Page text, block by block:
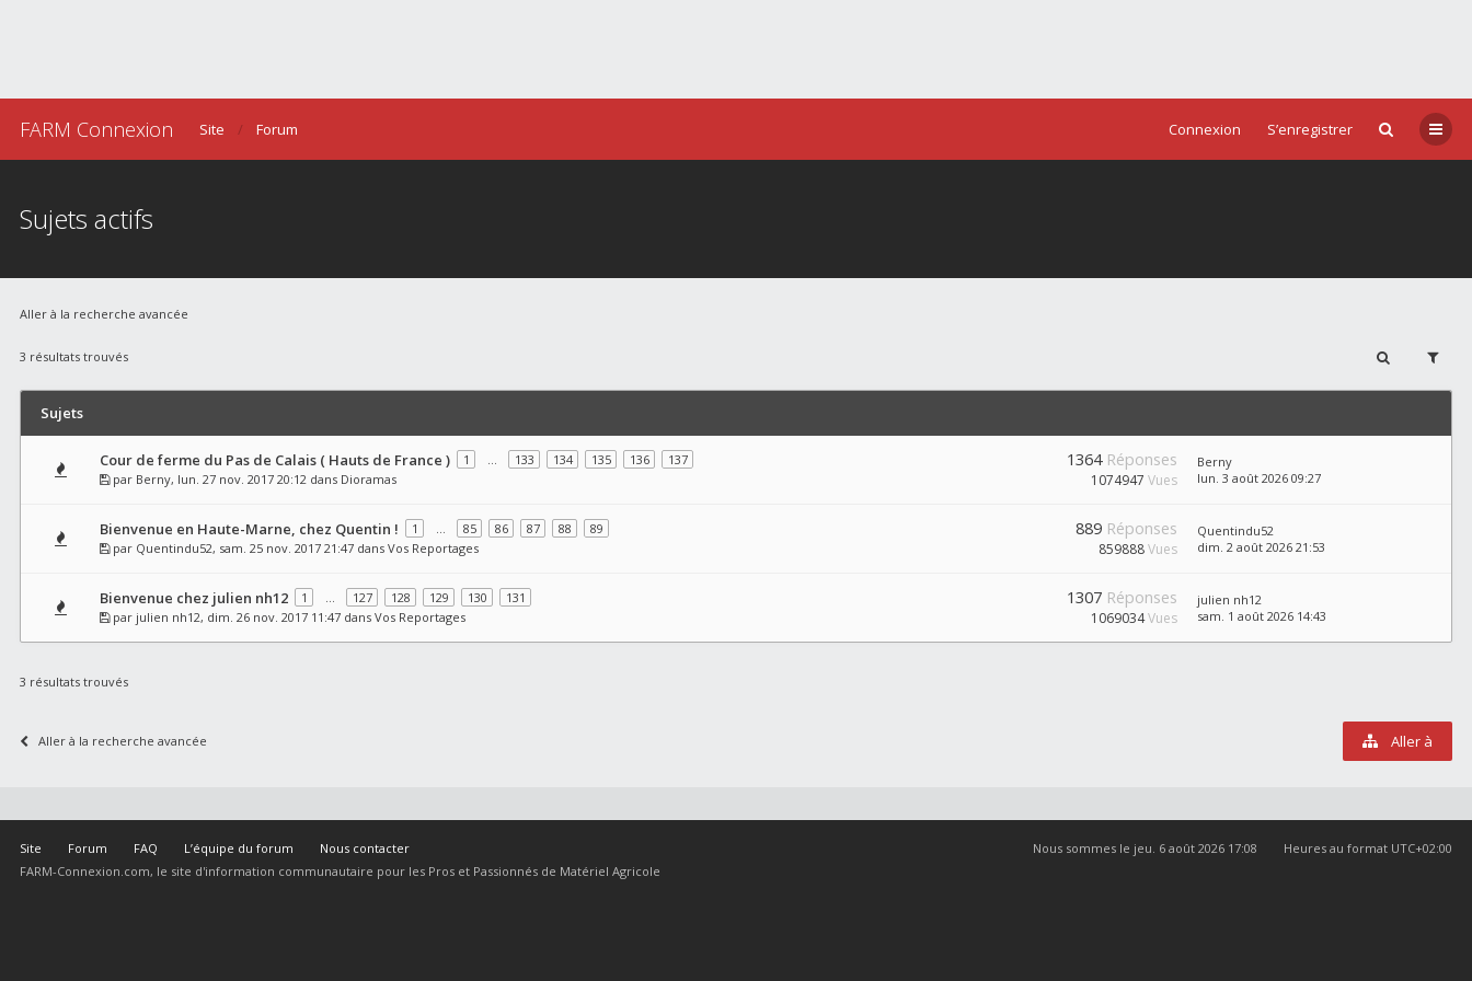
FARM Connexion Connexion S’enregistrer
Site Forum
Sujets actifs
Aller à la recherche avancée
3 résultats trouvés
Sujets
Cour de ferme du Pas de Calais ( Hauts de France ) 1 … 133 134 135 136
137
par Berny, lun. 27 nov. 2017 20:12 dans Dioramas
1364 Réponses
1074947 Vues
Berny
lun. 3 août 2026 09:27
Bienvenue en Haute-Marne, chez Quentin ! 1 … 85 86 87 88
89
par Quentindu52, sam. 25 nov. 2017 21:47 dans Vos Reportages
889 Réponses
859888Vues
Quentindu52
dim. 2 août 2026 21:53
Bienvenue chez julien nh12 1 … 127 128 129 130
131
par julien nh12, dim. 26 nov. 2017 11:47 dans Vos Reportages
1307 Réponses
1069034Vues
julien nh12
sam. 1 août 2026 14:43
3 résultats trouvés
Aller à la recherche avancée Aller à
Site Forum FAQ L’équipe du forum Nous contacter Heures au format UTC+02:00
Nous sommes le jeu. 6 août 2026 17:08
FARM-Connexion.com, le site d'information communautaire pour les Pros et Passionnés de Matériel Agricole